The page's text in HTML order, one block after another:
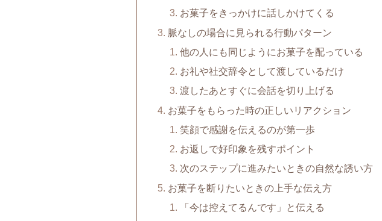
お菓子をきっかけに話しかけてくる
脈なしの場合に見られる行動パターン
他の人にも同じようにお菓子を配っている
お礼や社交辞令として渡しているだけ
渡したあとすぐに会話を切り上げる
お菓子をもらった時の正しいリアクション
笑顔で感謝を伝えるのが第一歩
お返しで好印象を残すポイント
次のステップに進みたいときの自然な誘い方
お菓子を断りたいときの上手な伝え方
「今は控えてるんです」と伝える